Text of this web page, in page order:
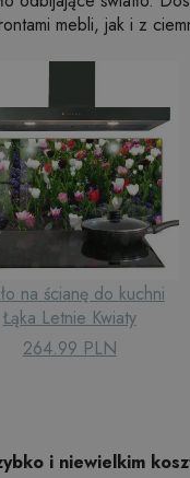
mebli, jak i z
na ścianę do kuchni
Łąka Letnie Kwiaty
264.99 PLN
i niewielkim